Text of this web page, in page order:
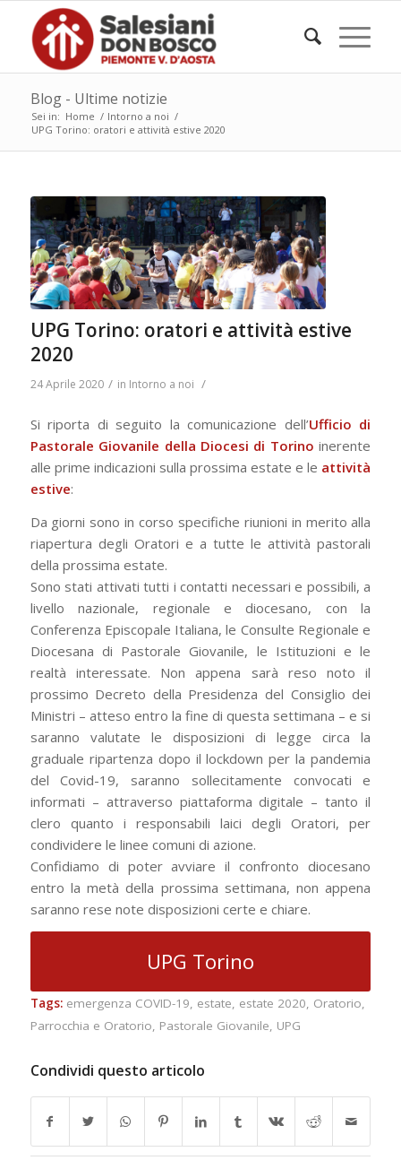
Blog - Ultime notizie
Sei in: Home / Intorno a noi /
UPG Torino: oratori e attività estive 2020
UPG Torino: oratori e attività estive
2020
24 Aprile 2020 / in Intorno a noi /
Si riporta di seguito la comunicazione dell’Ufficio di
Pastorale Giovanile della Diocesi di Torino inerente
alle prime indicazioni sulla prossima estate e le attività
estive:
Da giorni sono in corso specifiche riunioni in merito alla
riapertura degli Oratori e a tutte le attività pastorali
della prossima estate.
Sono stati attivati tutti i contatti necessari e possibili, a
livello nazionale, regionale e diocesano, con la
Conferenza Episcopale Italiana, le Consulte Regionale e
Diocesana di Pastorale Giovanile, le Istituzioni e le
realtà interessate. Non appena sarà reso noto il
prossimo Decreto della Presidenza del Consiglio dei
Ministri – atteso entro la fine di questa settimana – e si
saranno valutate le disposizioni di legge circa la
graduale ripartenza dopo il lockdown per la pandemia
del Covid-19, saranno sollecitamente convocati e
informati – attraverso piattaforma digitale – tanto il
clero quanto i responsabili laici degli Oratori, per
condividere le linee comuni di azione.
Confidiamo di poter avviare il confronto diocesano
entro la metà della prossima settimana, non appena
saranno rese note disposizioni certe e chiare.
UPG Torino
Tags: emergenza COVID-19, estate, estate 2020, Oratorio,
Parrocchia e Oratorio, Pastorale Giovanile, UPG
Condividi questo articolo